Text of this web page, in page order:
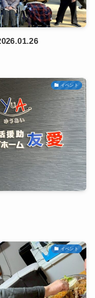
イベント
イベント